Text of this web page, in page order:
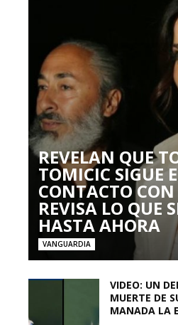
REVELAN QUE
TOMICIC SIGUE
CONTACTO
REVISA LO QUE
HASTA AHORA
VANGUARDIA
VIDEO: UN
MUERTE DE
MANADA LA